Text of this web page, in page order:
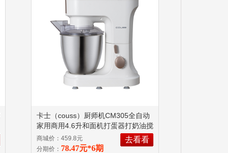
卡士（couss）厨师机CM305全自动
家用商用4.6升和面机打蛋器打奶油搅
拌机多功能料理器 8KG
商城价：459.8元
分期价： 78.47元*6期
去看看